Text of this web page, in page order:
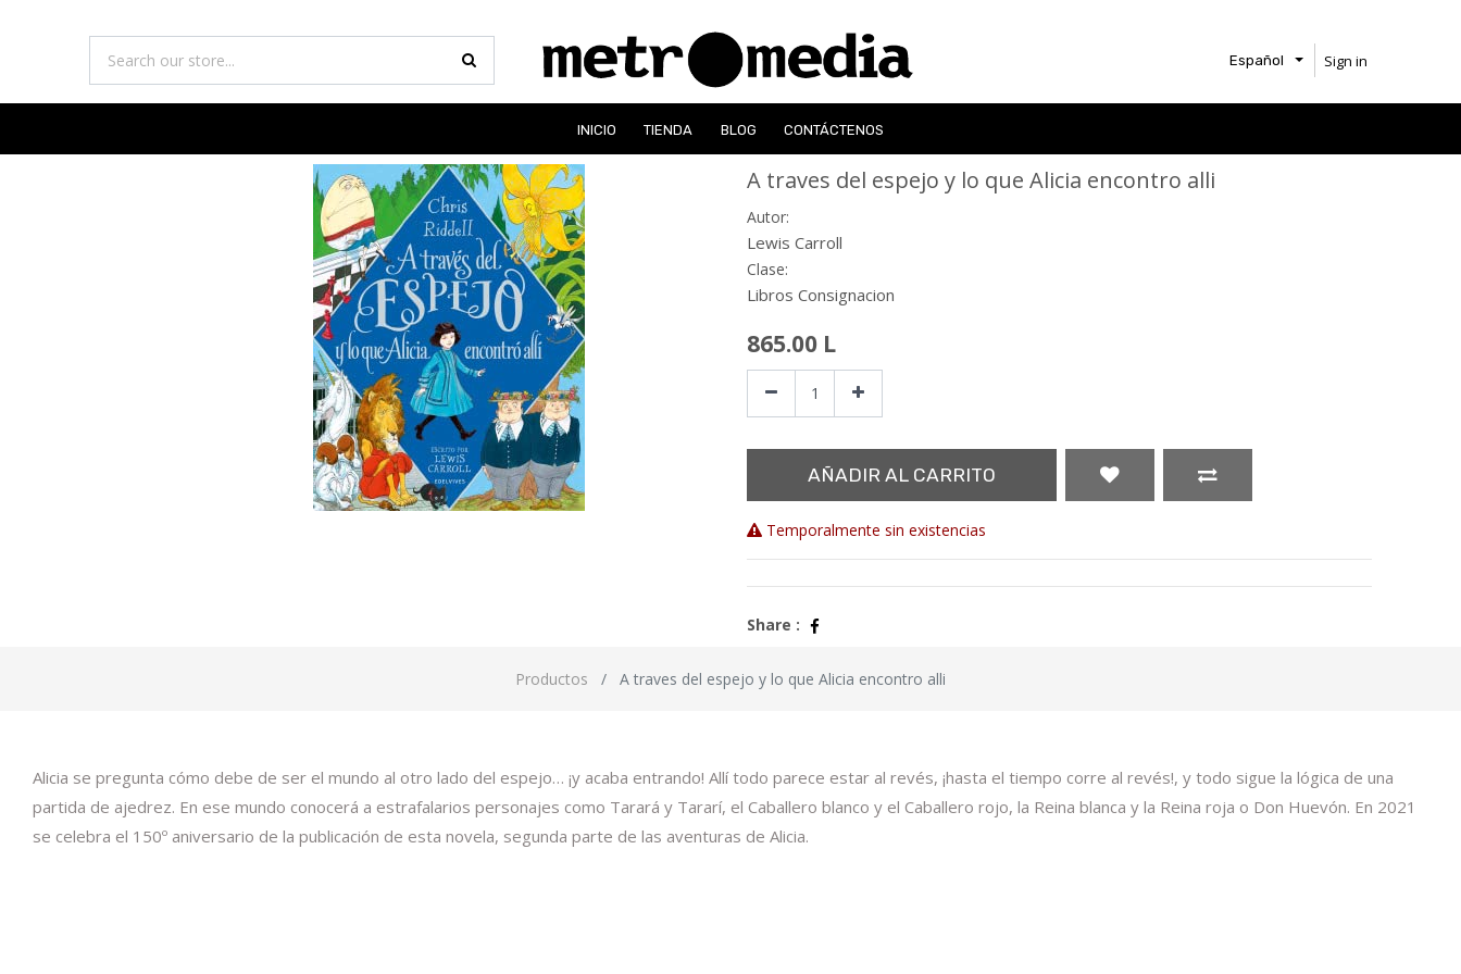
Español Sign in
INICIO TIENDA BLOG CONTÁCTENOS
A traves del espejo y lo que Alicia encontro alli
Autor:
Lewis Carroll
Clase:
Libros Consignacion
865.00 L
AÑADIR AL CARRITO
Temporalmente sin existencias
Share :
Productos A traves del espejo y lo que Alicia encontro alli
Alicia se pregunta cómo debe de ser el mundo al otro lado del espejo… ¡y acaba entrando! Allí todo parece estar al revés, ¡hasta el tiempo corre al revés!, y todo sigue la lógica de una
partida de ajedrez. En ese mundo conocerá a estrafalarios personajes como Tarará y Tararí, el Caballero blanco y el Caballero rojo, la Reina blanca y la Reina roja o Don Huevón. En 2021
se celebra el 150º aniversario de la publicación de esta novela, segunda parte de las aventuras de Alicia.